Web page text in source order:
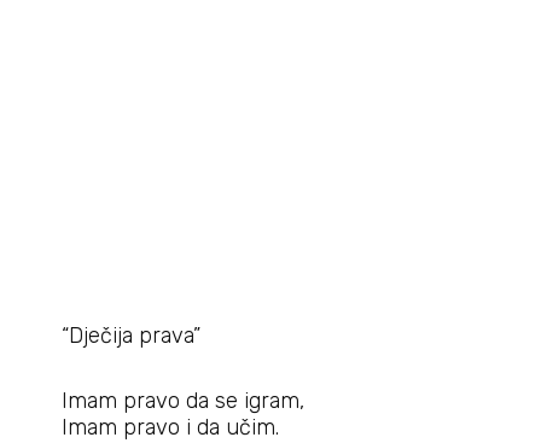
“Dječija prava”
Imam pravo da se igram,
Imam pravo i da učim.